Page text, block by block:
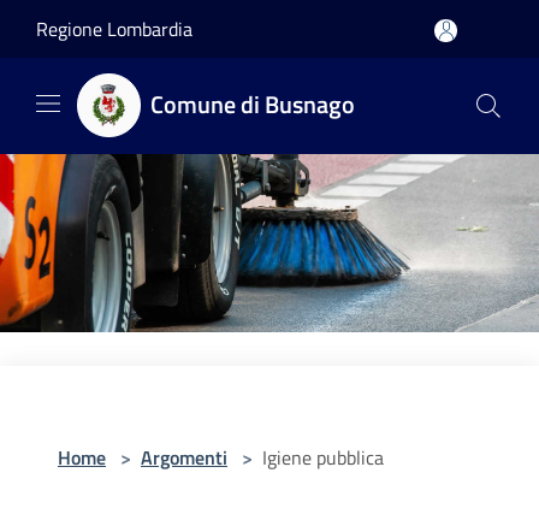
Regione Lombardia
Comune di Busnago
Home > Argomenti > Igiene pubblica